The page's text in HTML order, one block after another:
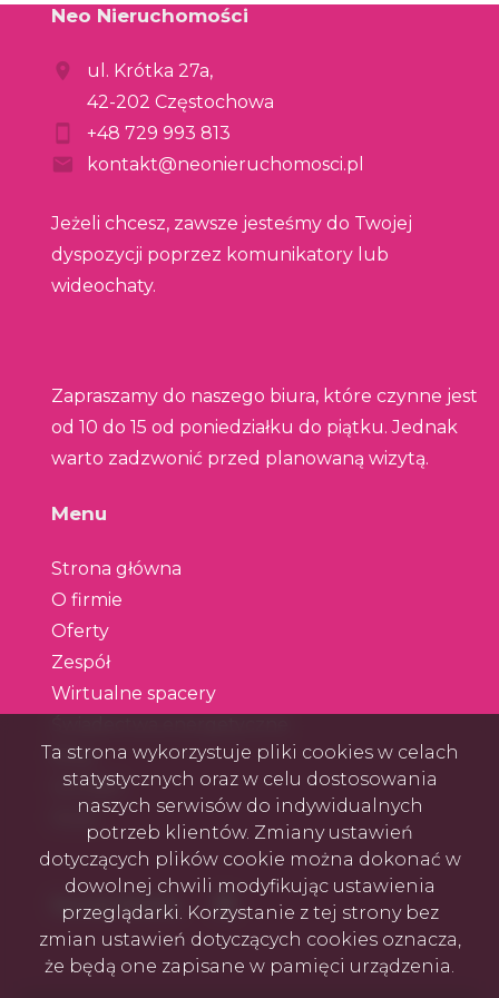
Neo Nieruchomości
ul. Krótka 27a,
42-202 Częstochowa
+48 729 993 813
kontakt@neonieruchomosci.pl
Jeżeli chcesz, zawsze jesteśmy do Twojej
dyspozycji poprzez komunikatory lub
wideochaty.
Zapraszamy do naszego biura, które czynne jest
od 10 do 15 od poniedziałku do piątku. Jednak
warto zadzwonić przed planowaną wizytą.
Menu
Strona główna
O firmie
Oferty
Zespół
Wirtualne spacery
Blog
Kontakt
Rodo
Social Media Facebook
Ta strona wykorzystuje pliki cookies w celach
statystycznych oraz w celu dostosowania
naszych serwisów do indywidualnych
potrzeb klientów. Zmiany ustawień
dotyczących plików cookie można dokonać w
dowolnej chwili modyfikując ustawienia
przeglądarki. Korzystanie z tej strony bez
zmian ustawień dotyczących cookies oznacza,
że będą one zapisane w pamięci urządzenia.